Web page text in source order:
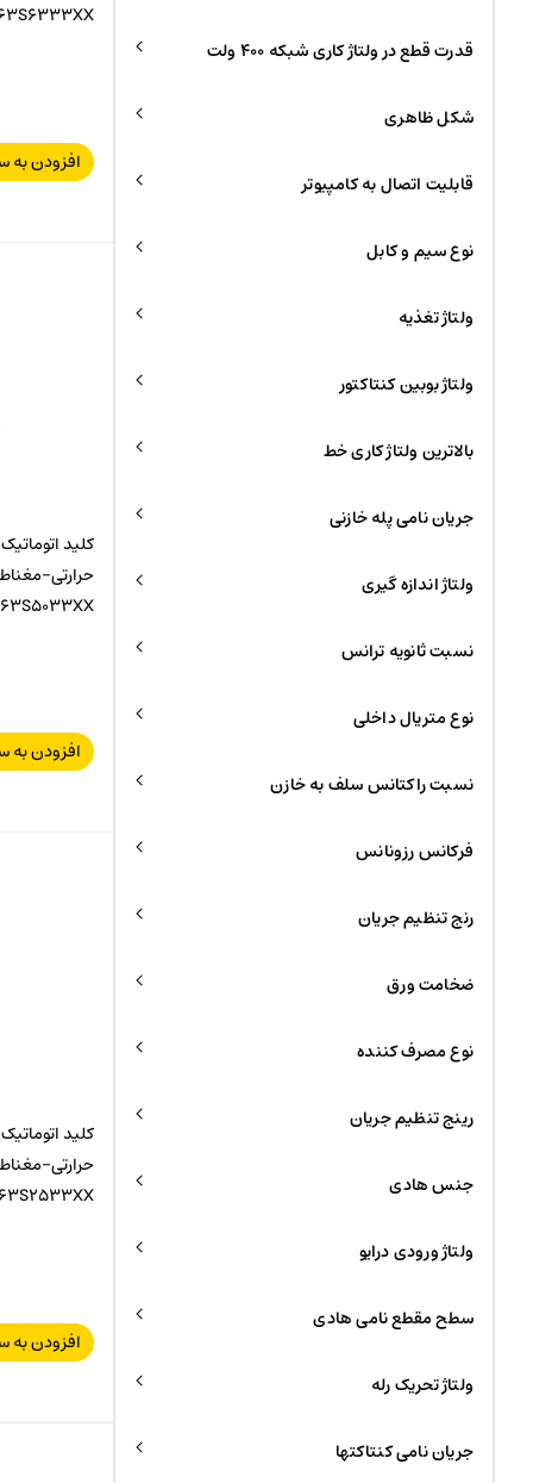
افزودن به
افزودن به
افزودن به
قدرت قطع در ولتاژ کاری شبکه 400 ولت
شکل ظاهری
قابلیت اتصال به کامپیوتر
نوع سیم و کابل
ولتاژ تغذیه
ولتاژ بوبین کنتاکتور
بالاترین ولتاژ کاری خط
جریان نامی پله خازنی
ولتاژ اندازه گیری
نسبت ثانویه ترانس
نوع متریال داخلی
نسبت راکتانس سلف به خازن
فرکانس رزونانس
رنج تنظیم جریان
ضخامت ورق
نوع مصرف کننده
رینج تنظیم جریان
جنس هادی
ولتاژ ورودی درایو
سطح مقطع نامی هادی
ولتاژ تحریک رله
جریان نامی کنتاکتها